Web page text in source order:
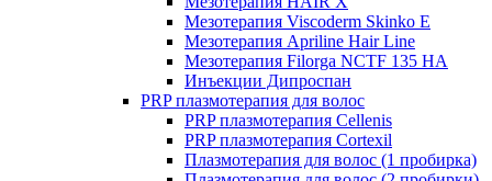
Мезотерапия Viscoderm Skinko E
Мезотерапия Apriline Hair Line
Мезотерапия Filorga NCTF 135 HA
Инъекции Дипроспан
PRP плазмотерапия для волос
PRP плазмотерапия Cellenis
PRP плазмотерапия Cortexil
Плазмотерапия для волос (1 пробирка)